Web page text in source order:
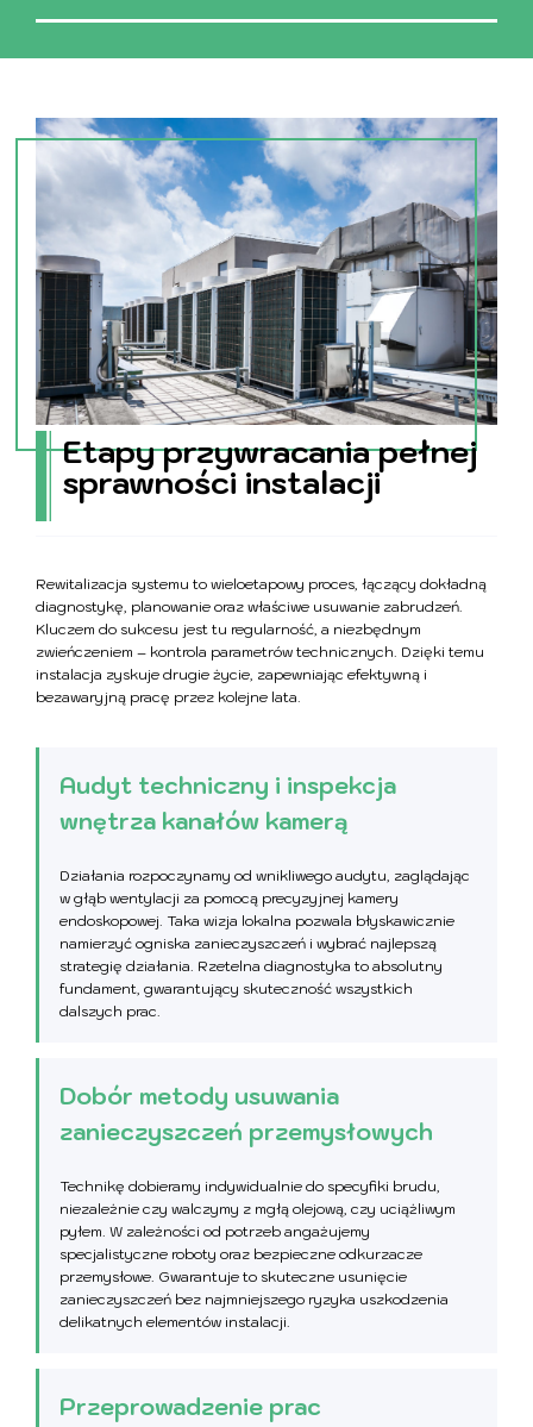
Etapy przywracania pełnej
sprawności instalacji
Rewitalizacja systemu to wieloetapowy proces, łączący dokładną
diagnostykę, planowanie oraz właściwe usuwanie zabrudzeń.
Kluczem do sukcesu jest tu regularność, a niezbędnym
zwieńczeniem – kontrola parametrów technicznych. Dzięki temu
instalacja zyskuje drugie życie, zapewniając efektywną i
bezawaryjną pracę przez kolejne lata.
Audyt techniczny i inspekcja
wnętrza kanałów kamerą
Działania rozpoczynamy od wnikliwego audytu, zaglądając
w głąb wentylacji za pomocą precyzyjnej kamery
endoskopowej. Taka wizja lokalna pozwala błyskawicznie
namierzyć ogniska zanieczyszczeń i wybrać najlepszą
strategię działania. Rzetelna diagnostyka to absolutny
fundament, gwarantujący skuteczność wszystkich
dalszych prac.
Dobór metody usuwania
zanieczyszczeń przemysłowych
Technikę dobieramy indywidualnie do specyfiki brudu,
niezależnie czy walczymy z mgłą olejową, czy uciążliwym
pyłem. W zależności od potrzeb angażujemy
specjalistyczne roboty oraz bezpieczne odkurzacze
przemysłowe. Gwarantuje to skuteczne usunięcie
zanieczyszczeń bez najmniejszego ryzyka uszkodzenia
delikatnych elementów instalacji.
Przeprowadzenie prac